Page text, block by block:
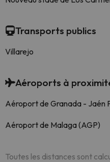
Transports publics
Villarejo
Aéroports à
Aéroport de Granada - Jaén
Aéroport de Malaga (AGP)
Toutes les distances sont